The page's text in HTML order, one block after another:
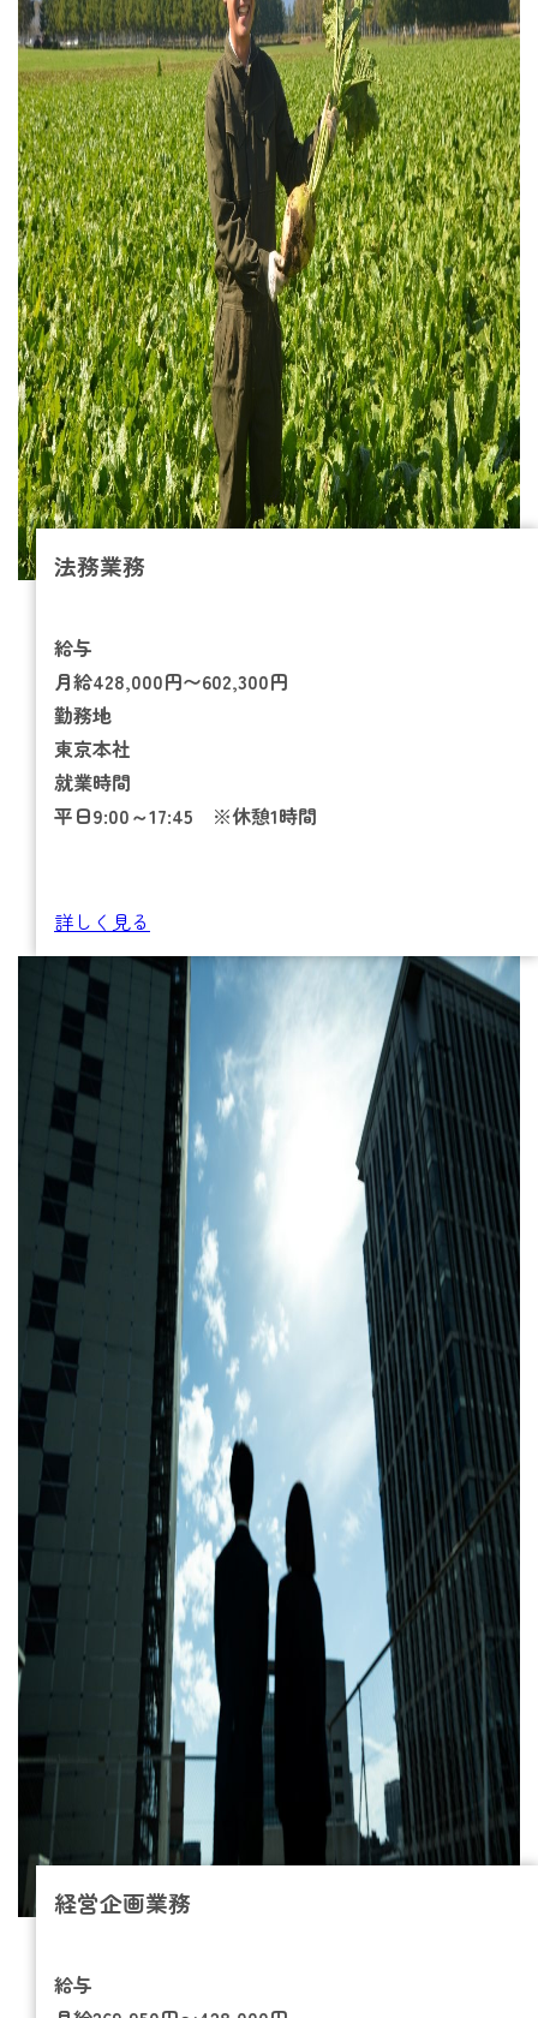
法務業務
給与
月給428,000円〜602,300円
勤務地
東京本社
就業時間
平日9:00～17:45 ※休憩1時間
詳しく見る
経営企画業務
給与